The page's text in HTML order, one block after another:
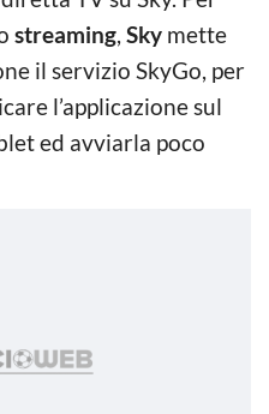
streaming, Sky mette
il servizio SkyGo, per
l’applicazione sul
ed avviarla poco